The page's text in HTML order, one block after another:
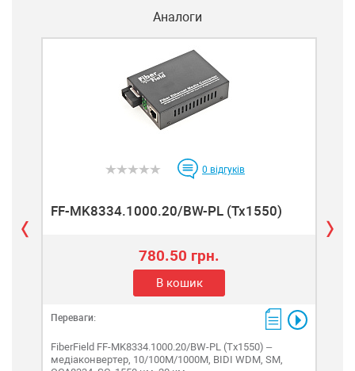
Аналоги
0 відгуків
FF-MK8334.1000.20/BW-PL (Tx1550)
780.50 грн.
В кошик
Переваги:
FiberField FF-MK8334.1000.20/BW-PL (Tx1550) –
медіаконвертер, 10/100M/1000M, BIDI WDM, SM,